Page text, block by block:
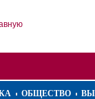
ОБЩЕСТВО